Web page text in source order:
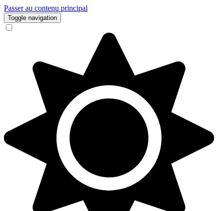
Passer au contenu principal
Toggle navigation